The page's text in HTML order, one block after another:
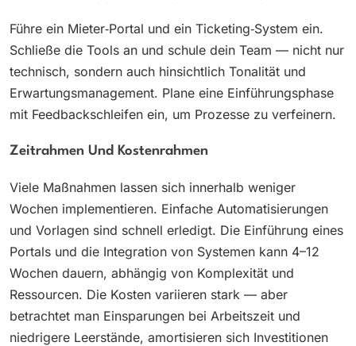
Führe ein Mieter‑Portal und ein Ticketing‑System ein.
Schließe die Tools an und schule dein Team — nicht nur
technisch, sondern auch hinsichtlich Tonalität und
Erwartungsmanagement. Plane eine Einführungsphase
mit Feedbackschleifen ein, um Prozesse zu verfeinern.
Zeitrahmen Und Kostenrahmen
Viele Maßnahmen lassen sich innerhalb weniger
Wochen implementieren. Einfache Automatisierungen
und Vorlagen sind schnell erledigt. Die Einführung eines
Portals und die Integration von Systemen kann 4–12
Wochen dauern, abhängig von Komplexität und
Ressourcen. Die Kosten variieren stark — aber
betrachtet man Einsparungen bei Arbeitszeit und
niedrigere Leerstände, amortisieren sich Investitionen